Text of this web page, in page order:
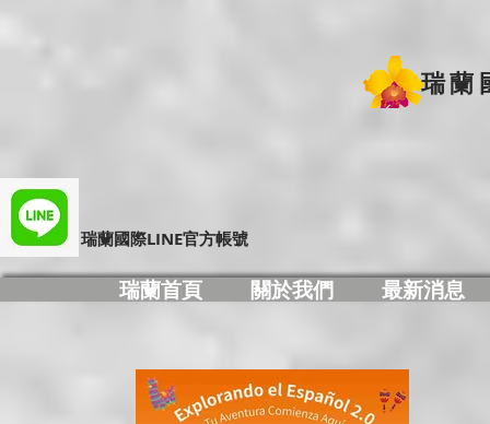
瑞蘭
​瑞蘭國際LINE官方帳號
瑞蘭首頁 關於我們 最新消息